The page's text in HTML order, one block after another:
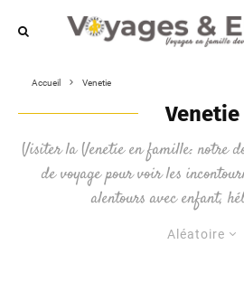
Accueil Venetie
Venetie
Visiter la Venetie en famille: notre
de voyage pour voir les
alentours avec enfant,
Aléatoire